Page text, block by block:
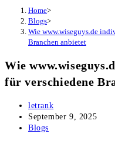
Home>
Blogs>
Wie www.wiseguys.de
Branchen anbietet
Wie
für verschiedene
Post
author:
letrank
Post
published:
September 9, 2025
Post
Blogs